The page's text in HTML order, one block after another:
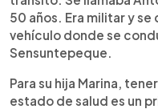
50 años. Era militar y se
vehículo donde se
Sensuntepeque.
Para su hija Marina,
estado de salud es un